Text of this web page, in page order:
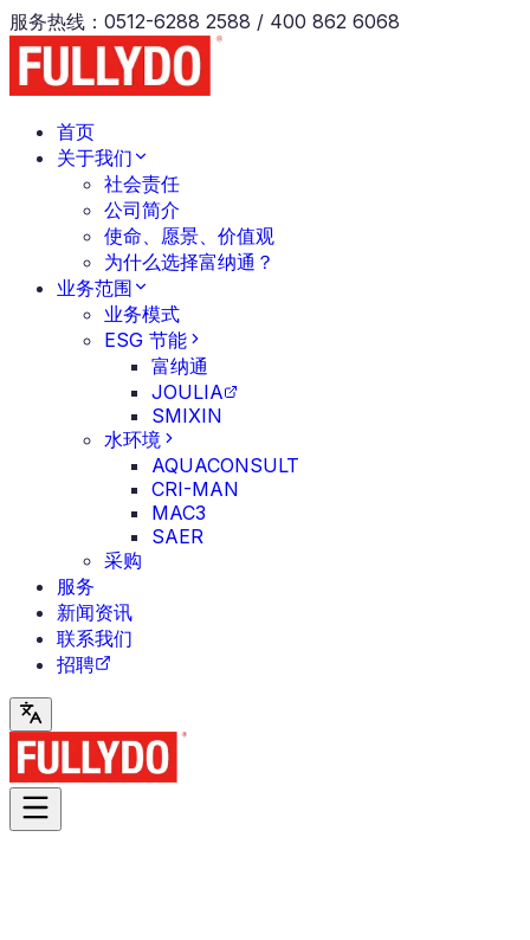
服务热线 ： 0512-6288 2588 / 400 862 6068
首页
关于我们
社会责任
公司简介
使命、愿景、价值观
为什么选择富纳通？
业务范围
业务模式
ESG 节能
富纳通
JOULIA
SMIXIN
水环境
AQUACONSULT
CRI-MAN
MAC3
SAER
采购
服务
新闻资讯
联系我们
招聘